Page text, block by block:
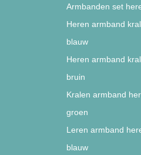
Armbanden set
Heren armband
blauw
Heren armband
bruin
Kralen armband
groen
Leren armband
blauw